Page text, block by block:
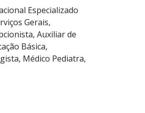
Especializado
Gerais,
Auxiliar de
Básica,
Médico Pediatra,